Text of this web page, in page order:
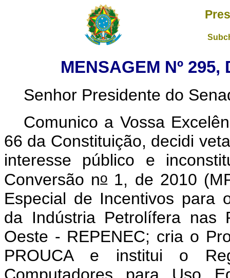
MENSAGEM Nº 295,
Senhor Presidente do
Comunico a Vossa
66 da Constituição, decidi
interesse público e
Conversão no1, de 2010
Especial de Incentivos para
da Indústria Petrolífera nas
Oeste - REPENEC; cria o
PROUCA e institui o
Computadores para Uso